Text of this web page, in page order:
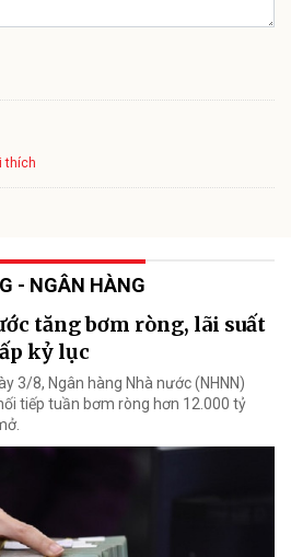
thích
- NGÂN HÀNG
tăng bơm ròng, lãi suất
kỷ lục
3/8, Ngân hàng Nhà nước (NHNN)
tiếp tuần bơm ròng hơn 12.000 tỷ